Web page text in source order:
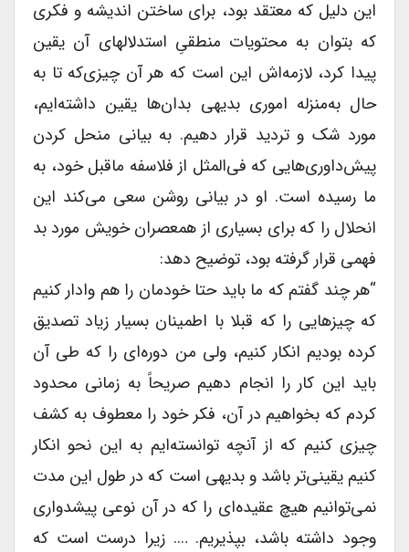
این دلیل که معتقد بود، برای ساختن اندیشه و فکری
که بتوان به محتویات منطقیِ استدلالهای آن یقین
پیدا کرد، لازمه‌اش این است که هر آن چیزی‌که تا به
حال به‌منزله اموری بدیهی بدان‌ها یقین داشته‌ایم،
مورد شک و تردید قرار دهیم. به بیانی منحل کردن
پیش‌داوری‌‌هایی که فی‌المثل از فلاسفه ماقبل خود، به
ما رسیده است. او در بیانی روشن سعی می‌کند این
انحلال را که برای بسیاری از همعصران خویش مورد بد
فهمی قرار گرفته بود، توضیح دهد:
“هر چند گفتم که ما باید حتا خودمان را هم وادار کنیم
که چیزهایی را که قبلا با اطمینان بسیار زیاد تصدیق
کرده بودیم انکار کنیم، ولی من دوره‌ای را که طی آن
باید این کار را انجام دهیم صریحاً به زمانی محدود
کردم که بخواهیم در آن، فکر خود را معطوف به کشف
چیزی کنیم که از آنچه توانسته‌ایم به این نحو انکار
کنیم یقینی‌تر باشد و بدیهی است که در طول این مدت
نمی‌توانیم هیچ عقیده‌ای را که در آن نوعی پیشدواری
وجود داشته باشد، بپذیریم. …. زیرا درست است که